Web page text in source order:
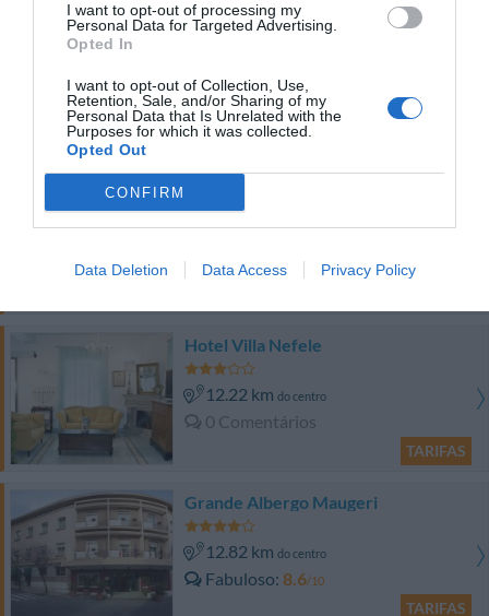
I want to opt-out of processing my
Personal Data for Targeted Advertising.
Opted In
I want to opt-out of Collection, Use,
Retention, Sale, and/or Sharing of my
Personal Data that Is Unrelated with the
Purposes for which it was collected.
Opted Out
CONFIRM
Data Deletion Data Access Privacy Policy
Casa Vacanze Samira
0 Comentários
0 Comentários
Hotel Villa Nefele
12.22 km do centro
0 Comentários
TARIFAS
Grande Albergo Maugeri
12.82 km do centro
Fabuloso 8.6/10
TARIFAS